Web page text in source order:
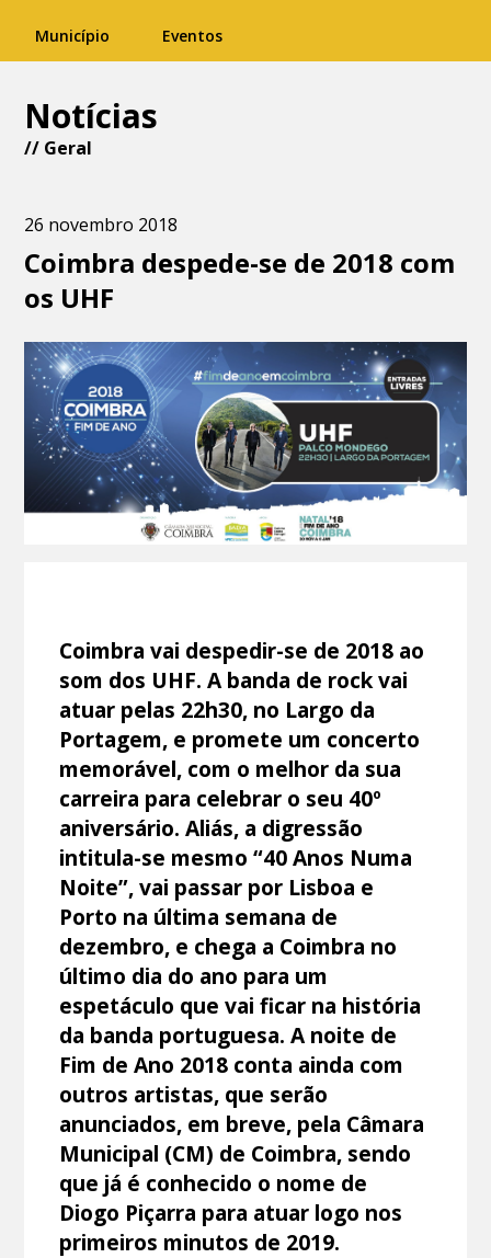
Município Eventos
Notícias
// Geral
26 novembro 2018
Coimbra despede-se de 2018 com
os UHF
Coimbra vai despedir-se de 2018 ao
som dos UHF. A banda de rock vai
atuar pelas 22h30, no Largo da
Portagem, e promete um concerto
memorável, com o melhor da sua
carreira para celebrar o seu 40º
aniversário. Aliás, a digressão
intitula-se mesmo “40 Anos Numa
Noite”, vai passar por Lisboa e
Porto na última semana de
dezembro, e chega a Coimbra no
último dia do ano para um
espetáculo que vai ficar na história
da banda portuguesa. A noite de
Fim de Ano 2018 conta ainda com
outros artistas, que serão
anunciados, em breve, pela Câmara
Municipal (CM) de Coimbra, sendo
que já é conhecido o nome de
Diogo Piçarra para atuar logo nos
primeiros minutos de 2019.